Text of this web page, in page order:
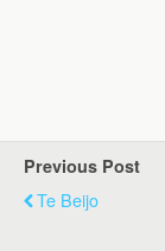
Previous Post
Te Beijo